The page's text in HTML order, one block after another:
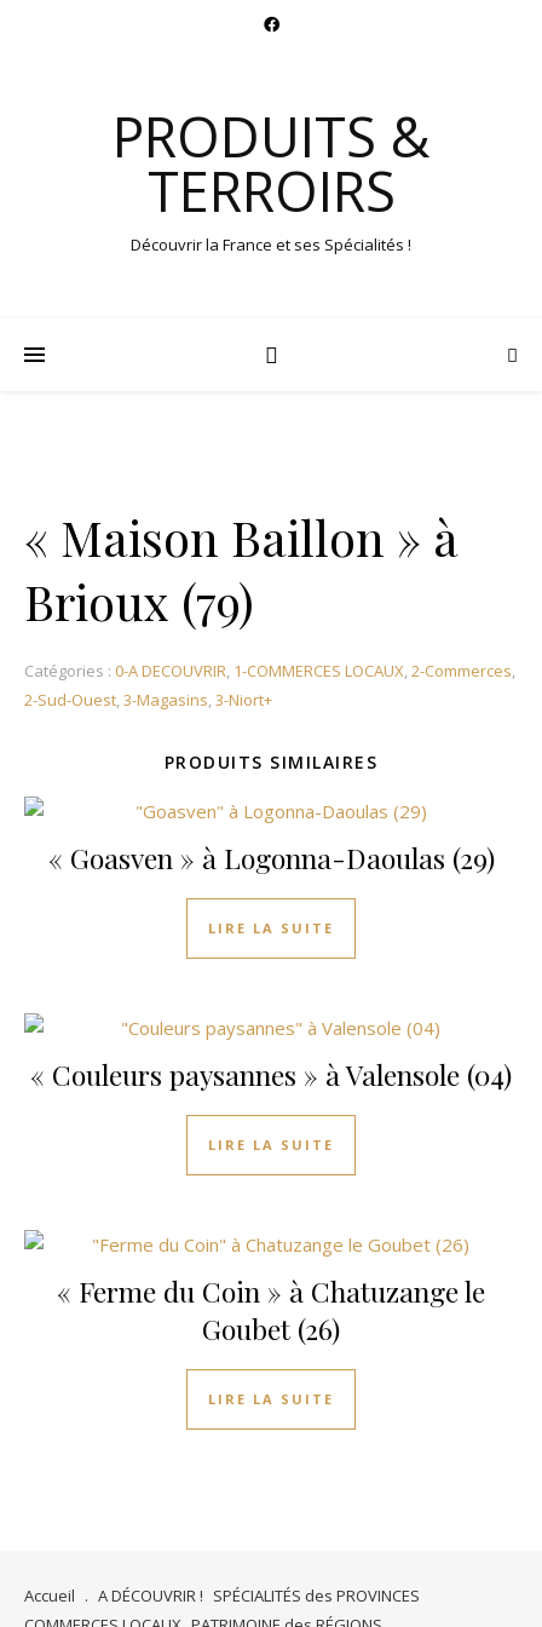
PRODUITS &
TERROIRS
Découvrir la France et ses Spécialités !
« Maison Baillon » à
Brioux (79)
Catégories : 0-A DECOUVRIR, 1-COMMERCES LOCAUX,2-Commerces,
2-Sud-Ouest,3-Magasins,3-Niort+
PRODUITS SIMILAIRES
« Goasven » à Logonna-Daoulas (29)
LIRE LA SUITE
« Couleurs paysannes » à Valensole (04)
LIRE LA SUITE
« Ferme du Coin » à Chatuzange le
Goubet (26)
LIRE LA SUITE
Accueil . A DÉCOUVRIR ! SPÉCIALITÉS des PROVINCES